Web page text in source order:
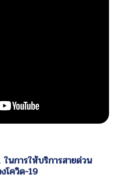
นการให้บริการสายด่วน
โควิด-19